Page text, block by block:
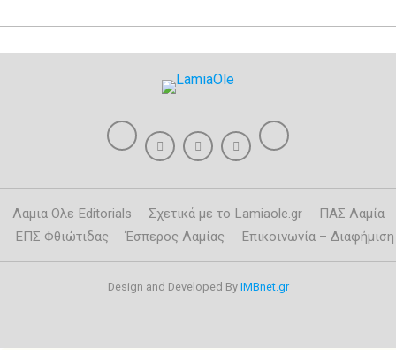
Λαμια Ολε Editorials Σχετικά με το Lamiaole.gr
ΠΑΣ Λαμία
ΕΠΣ Φθιώτιδας
Έσπερος Λαμίας Επικοινωνία – Διαφήμιση
Design and Developed By IMBnet.gr